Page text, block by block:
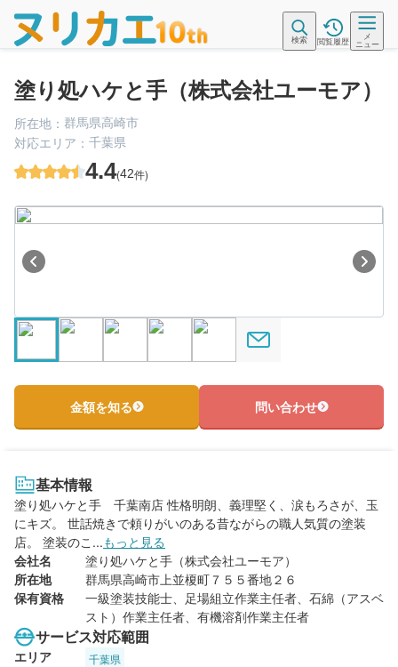
検索 閲覧履歴
メ
ニュー
塗り処ハケと手（株式会社ユーモア）
所在地： 群馬県高崎市
対応エリア： 千葉県
4.4(42件)
金額を知る 問い合わせ
基本情報
塗り処ハケと手 千葉南店 性格明朗、義理堅く、涙もろさが、玉
にキズ。 世話焼きで頼りがいのある昔ながらの職人気質の塗装
店。 塗装のこ...もっと見る
会社名
塗り処ハケと手（株式会社ユーモア）
所在地
群馬県高崎市上並榎町７５５番地２６
保有資格
一級塗装技能士、足場組立作業主任者、石綿（アスベ
スト）作業主任者、有機溶剤作業主任者
サービス対応範囲
エリア 千葉県